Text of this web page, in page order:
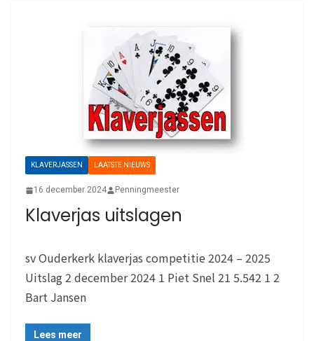
KLAVERJASSEN LAATSTE NIEUWS
16 december 2024 Penningmeester
Klaverjas uitslagen
sv Ouderkerk klaverjas competitie 2024 – 2025
Uitslag 2 december 2024 1 Piet Snel 21 5.542 1 2
Bart Jansen
Lees meer